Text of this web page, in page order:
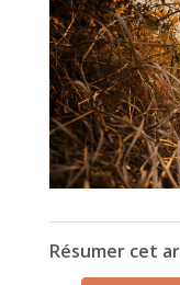
Résumer cet